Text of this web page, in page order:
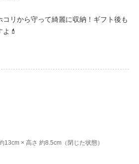
リから守って綺麗に収納！ギフト後も
💄
13cm × 高さ 約8.5cm（閉じた状態）